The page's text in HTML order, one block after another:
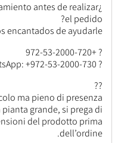
antes de realizar
el pedido?
encantados de ayudarle.
? +972-53-2000-720
? WhatsApp: +972-53-2000-730
??
ma pieno di presenza! ?
grande, si prega di
del prodotto prima
dell’ordine.